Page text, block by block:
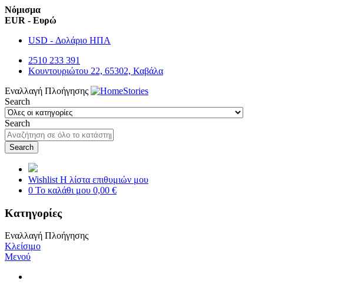
Νόμισμα
EUR - Ευρώ
USD - Δολάριο ΗΠΑ
2510 233 391
Κουντουριώτου 22, 65302, Καβάλα
Εναλλαγή Πλοήγησης
Search
Search
Search
Wishlist Η λίστα επιθυμιών μου
0 Το καλάθι μου 0,00 €
Κατηγορίες
Εναλλαγή Πλοήγησης
Κλείσιμο
Μενού